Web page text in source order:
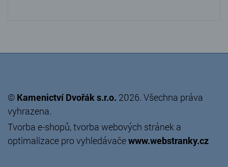
© Kamenictví Dvořák s.r.o. 2026. Všechna práva
vyhrazena.
Tvorba e-shopů,tvorba webových stránek a
optimalizace pro vyhledávačewww.webstranky.cz